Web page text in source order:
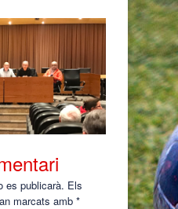
es publicarà. Els
marcats amb *